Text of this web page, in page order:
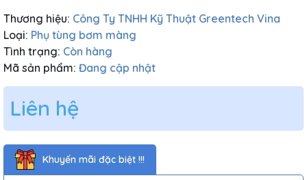
Thương hiệu: Công Ty TNHH Kỹ Thuật Greentech Vina
Loại: Phụ tùng bơm màng
Tình trạng: Còn hàng
Mã sản phẩm: Đang cập nhật
Liên hệ
Khuyến mãi đặc biệt !!!